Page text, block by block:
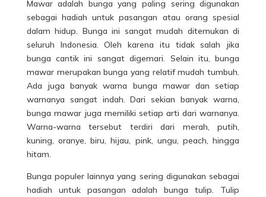
Mawar adalah bunga yang paling sering digunakan
sebagai hadiah untuk pasangan atau orang spesial
dalam hidup. Bunga ini sangat mudah ditemukan di
seluruh Indonesia. Oleh karena itu tidak salah jika
bunga cantik ini sangat digemari. Selain itu, bunga
mawar merupakan bunga yang relatif mudah tumbuh.
Ada juga banyak warna bunga mawardan setiap
warnanya sangat indah. Dari sekian banyak warna,
bunga mawar juga memiliki setiap arti dari warnanya.
Warna-warna tersebut terdiri dari merah, putih,
kuning, oranye, biru, hijau, pink, ungu, peach, hingga
hitam.
Bunga populer lainnya yang sering digunakan sebagai
hadiah untuk pasangan adalah bunga tulip. Tulip